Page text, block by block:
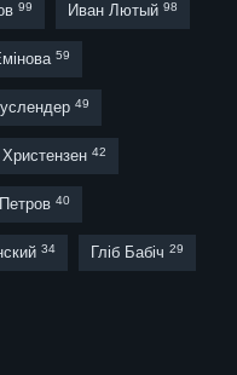
99 Иван Лютый 98
59
49
42
40
34 Гліб Бабіч 29